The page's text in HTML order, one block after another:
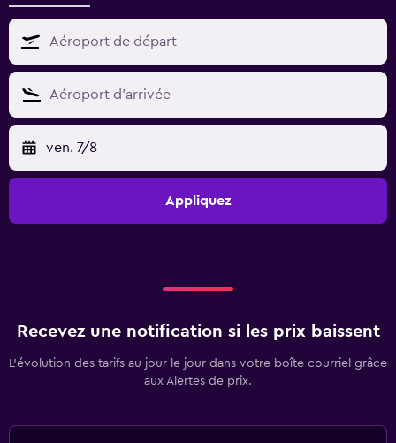
ven. 7/8
Appliquez
Recevez une notification si les prix baissent
L’évolution des tarifs au jour le jour dans votre boîte courriel grâce
aux Alertes de prix.